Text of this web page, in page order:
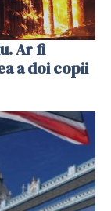
Ar fi
a doi copii